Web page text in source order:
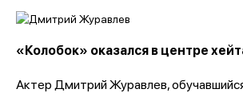
«Колобок» оказался в центре
Актер Дмитрий Журавлев,